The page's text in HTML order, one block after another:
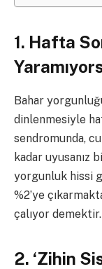
1. Hafta
Bahar
dinlenmesiyle
sendromunda,
kadar uyusanız
yorgunluk hissi
%2’ye
çalıyor demektir.
2. ‘Zihin